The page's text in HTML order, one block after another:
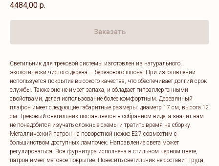
4484,00 р.
Заказать
Светильник для трековой системы изготовлен из натурального,
экологически чистого дерева — березового шпона. При изготовлении
используется покрытие высокого качества, что обеспечивает долгий срок
службы. Также оно не имеет запаха, и обладает гипоаллергенными
свойствами, делая использование более комфортным. Деревянный
плафон имеет следующие габаритные размеры: диаметр 17 см, высота 12
см. Трековый светильник поставляется в собранном виде, а значит вам
не понадобится изучать сложные схемы и тратить время на сборку.
Металлический патрон на поворотной ножке Е27 совместим с
большинством доступных лампочек. Направление света может
регулироваться. Вся фурнитура исполнена в стильном черном цвете,
патрон имеет матовое покрытие. Повесить светильник не составит труда,